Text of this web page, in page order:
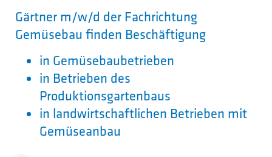
Gärtner m/w/d der Fachrichtung
Gemüsebau finden Beschäftigung
in Gemüsebaubetrieben
in Betrieben des
Produktionsgartenbaus
in landwirtschaftlichen Betrieben mit
Gemüseanbau